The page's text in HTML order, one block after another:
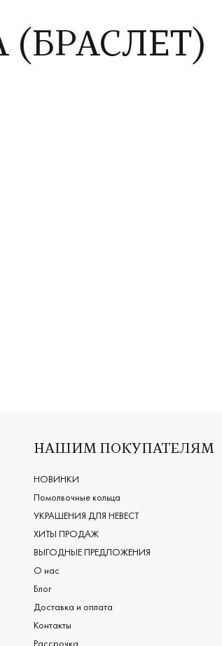
НАШИМ ПОКУПАТЕЛЯМ
НОВИНКИ
Помолвочные кольца
УКРАШЕНИЯ ДЛЯ НЕВЕСТ
ХИТЫ ПРОДАЖ
ВЫГОДНЫЕ ПРЕДЛОЖЕНИЯ
О нас
Блог
Доставка и оплата
Контакты
Рассрочка